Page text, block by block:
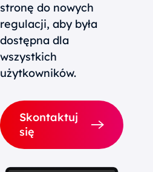
stronę do nowych
regulacji, aby była
dostępna dla
wszystkich
użytkowników.
Skontaktuj
się